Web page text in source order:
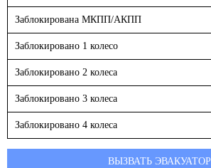
Заблокирована МКПП/АКПП
Заблокировано 1 колесо
Заблокировано 2 колеса
Заблокировано 3 колеса
Заблокировано 4 колеса
ВЫЗВАТЬ ЭВАКУАТОР